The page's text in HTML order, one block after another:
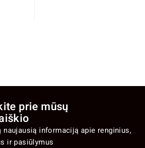
prie mūsų
naujausią informaciją apie renginius,
ir pasiūlymus